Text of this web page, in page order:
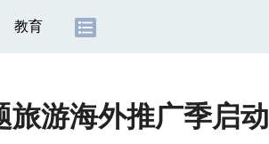
教育
旅游海外推广季启动